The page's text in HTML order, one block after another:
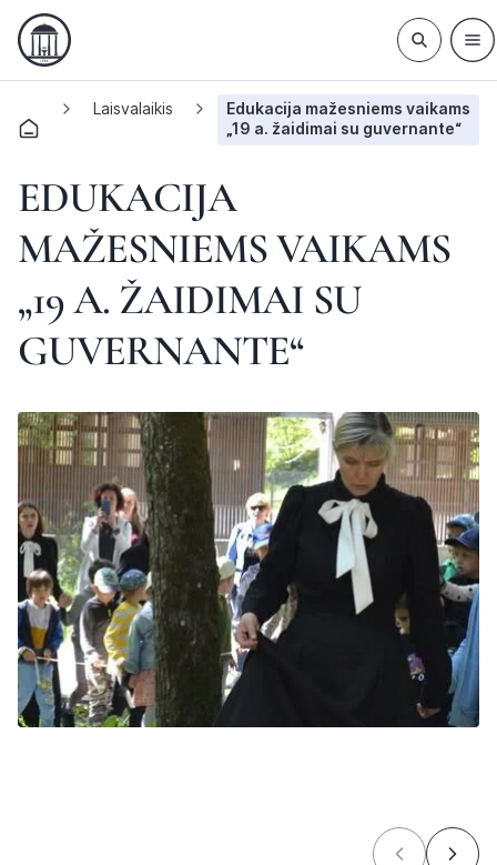
Laisvalaikis
Edukacija mažesniems vaikams
„19 a. žaidimai su guvernante“
EDUKACIJA
MAŽESNIEMS VAIKAMS
„19 A. ŽAIDIMAI SU
GUVERNANTE“